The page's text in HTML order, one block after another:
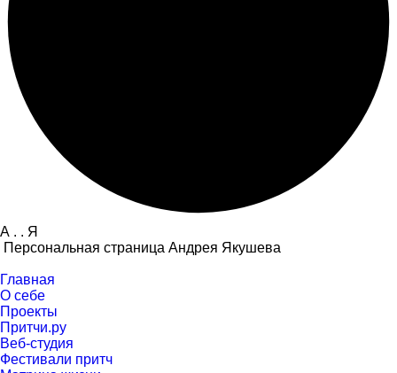
А . . Я
Персональная страница Андрея Якушева
Главная
О себе
Проекты
Притчи.ру
Веб-студия
Фестивали притч